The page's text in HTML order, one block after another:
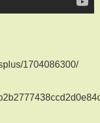
1704086300/